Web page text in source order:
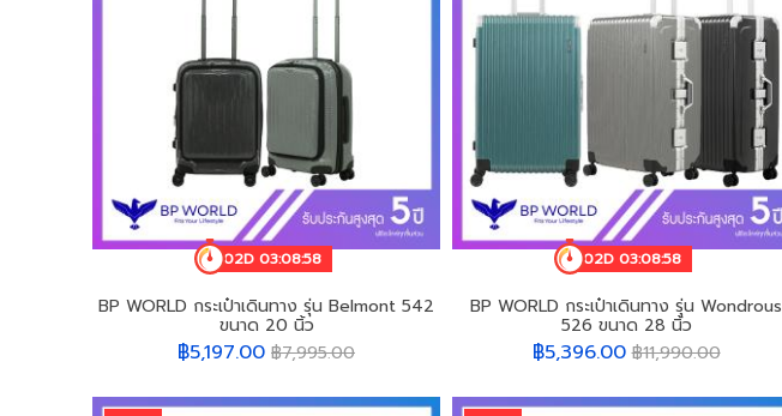
02D 03:08:55
BP WORLD กระเป๋าเดินทาง รุ่น Belmont 542
ขนาด 20 นิ้ว
฿5,197.00 ฿7,995.00
02D 03:08:55
BP WORLD กระเป๋าเดินทาง รุ่น Wondrous
526 ขนาด 28 นิ้ว
฿5,396.00 ฿11,990.00